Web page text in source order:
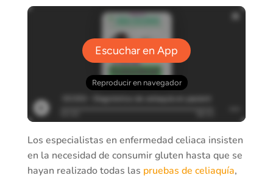
Los especialistas en enfermedad celiaca insisten
en la necesidad de consumir gluten hasta que se
hayan realizado todas las pruebas de celiaquía,